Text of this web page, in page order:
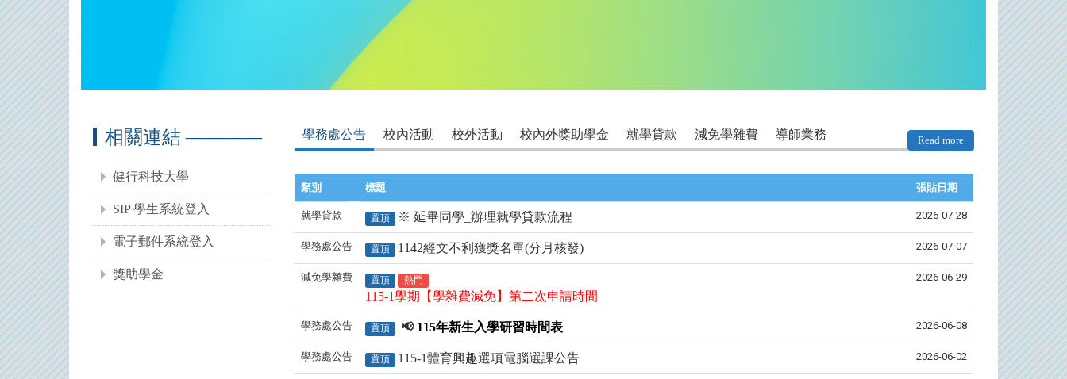
相關連結 ————
健行科技大學
SIP 學生系統登入
電子郵件系統登入
獎助學金
學務處公告 校內活動 校外活動 校內外獎助學金 就學貸款 減免學雜費 導師業務 Read more
類別 標題 張貼日期
就學貸款 置頂 ※ 延畢同學_辦理就學貸款流程 2026-07-28
學務處公告 置頂 1142經文不利獲獎名單(分月核發) 2026-07-07
減免學雜費 置頂 熱門
115-1學期【學雜費減免】第二次申請時間
2026-06-29
學務處公告 置頂 📢115年新生入學研習時間表 2026-06-08
學務處公告 置頂 115-1體育興趣選項電腦選課公告 2026-06-02
類別 標題
校內活動 「